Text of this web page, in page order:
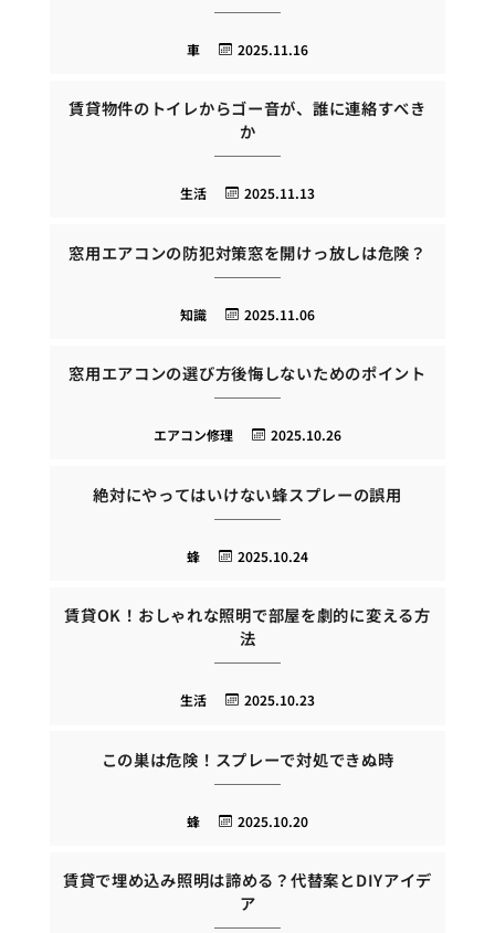
2025.11.16
車
賃貸物件のトイレからゴー音が、誰に連絡すべき
か
2025.11.13
生活
窓用エアコンの防犯対策窓を開けっ放しは危険？
2025.11.06
知識
窓用エアコンの選び方後悔しないためのポイント
2025.10.26
エアコン修理
絶対にやってはいけない蜂スプレーの誤用
2025.10.24
蜂
賃貸OK！おしゃれな照明で部屋を劇的に変える方
法
2025.10.23
生活
この巣は危険！スプレーで対処できぬ時
2025.10.20
蜂
賃貸で埋め込み照明は諦める？代替案とDIYアイデ
ア